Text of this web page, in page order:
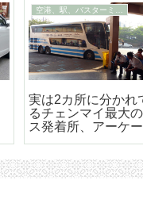
チェンマイ市内の移動手段
BTSも地下鉄もな
ェンマイはソンテ
の移動が便利で楽